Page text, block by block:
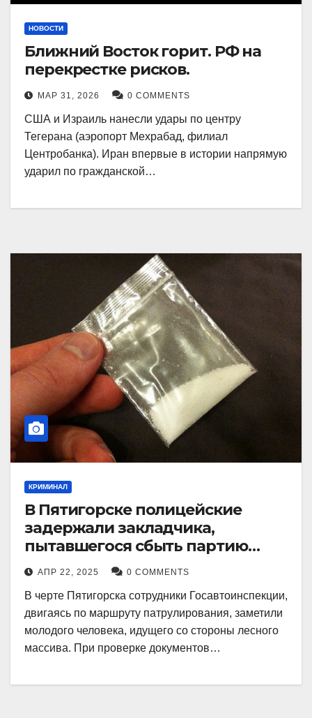
НОВОСТИ
Ближний Восток горит. РФ на
перекрестке рисков.
МАР 31, 2026 0 COMMENTS
США и Израиль нанесли удары по центру
Тегерана (аэропорт Мехрабад, филиал
Центробанка). Иран впервые в истории напрямую
ударил по гражданской…
КРИМИНАЛ
В Пятигорске полицейские
задержали закладчика,
пытавшегося сбыть партию
синтетического наркотика
АПР 22, 2025 0 COMMENTS
В черте Пятигорска сотрудники Госавтоинспекции,
двигаясь по маршруту патрулирования, заметили
молодого человека, идущего со стороны лесного
массива. При проверке документов…